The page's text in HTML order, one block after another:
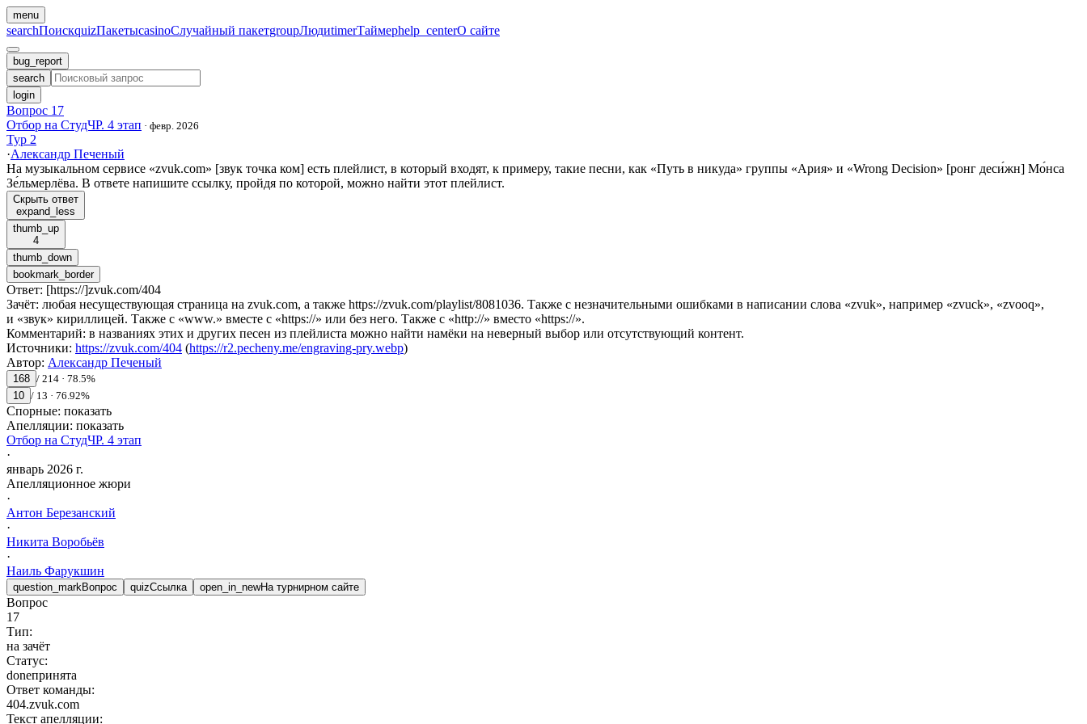
menu
searchПоискquizПакетыcasinoСлучайный пакетgroupЛюдиtimerТаймерhelp_centerО сайте
bug_report
search
login
Вопрос 17
Отбор на СтудЧР. 4 этап · февр. 2026
Тур 2
·Александр Печеный
На музыкальном сервисе «zvuk.com» [звук точка ком] есть плейлист, в который входят, к примеру, такие песни, как «Путь в никуда» группы «Ария» и «Wrong Decision» [ронг деси́жн] Мо́нса
Зе́льмерлёва. В ответе напишите ссылку, пройдя по которой, можно найти этот плейлист.
Скрыть ответ
expand_less
thumb_up
4
thumb_down
bookmark_border
Ответ: [https://]zvuk.com/404
Зачёт: любая несуществующая страница на zvuk.com, а также https://zvuk.com/playlist/8081036. Также с незначительными ошибками в написании слова «zvuk», например «zvuck», «zvooq»,
и «звук» кириллицей. Также с «www.» вместе с «https://» или без него. Также с «http://» вместо «https://».
Комментарий: в названиях этих и других песен из плейлиста можно найти намёки на неверный выбор или отсутствующий контент.
Источники: https://zvuk.com/404 (https://r2.pecheny.me/engraving-pry.webp)
Автор: Александр Печеный
168 / 214 · 78.5%
10 / 13 · 76.92%
Спорные: показать
Апелляции: показать
Отбор на СтудЧР. 4 этап
·
январь 2026 г.
Апелляционное жюри
·
Антон Березанский
·
Никита Воробьёв
·
Наиль Фарукшин
question_markВопрос quizСсылка open_in_newНа турнирном сайте
Вопрос
17
Тип:
на зачёт
Статус:
doneпринята
Ответ команды:
404.zvuk.com
Текст апелляции: